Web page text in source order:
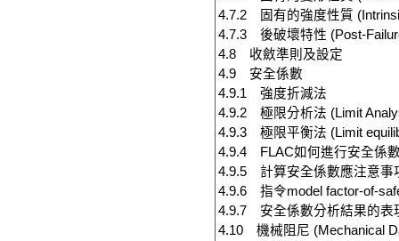
4.7.2 固有的強度性質
4.7.3 後破壞特性 (Post-
4.8 收斂準則及設定
4.9 安全係數
4.9.1 強度折減法
4.9.2 極限分析法 (Limit
4.9.3 極限平衡法 (Limit
4.9.4 FLAC如何進行安全係
4.9.5 計算安全係數應注意事
4.9.6 指令model factor-of-
4.9.7 安全係數分析結果的表
4.10 機械阻尼 (Mechanical